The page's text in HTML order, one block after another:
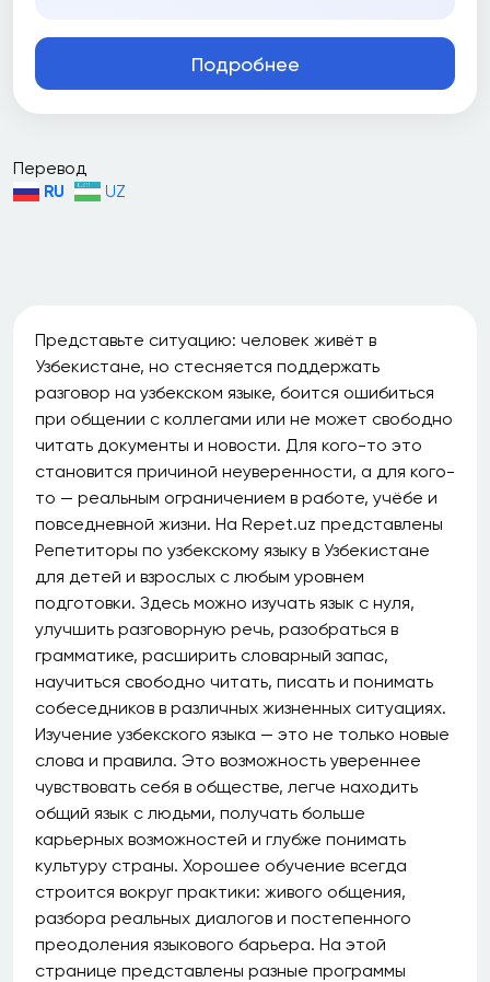
Перевод
RU UZ
Подробнее
Представьте ситуацию: человек живёт в
Узбекистане, но стесняется поддержать
разговор на узбекском языке, боится ошибиться
при общении с коллегами или не может свободно
читать документы и новости. Для кого-то это
становится причиной неуверенности, а для кого-
то — реальным ограничением в работе, учёбе и
повседневной жизни. На Repet.uz представлены
Репетиторы по узбекскому языку в Узбекистане
для детей и взрослых с любым уровнем
подготовки. Здесь можно изучать язык с нуля,
улучшить разговорную речь, разобраться в
грамматике, расширить словарный запас,
научиться свободно читать, писать и понимать
собеседников в различных жизненных ситуациях.
Изучение узбекского языка — это не только новые
слова и правила. Это возможность увереннее
чувствовать себя в обществе, легче находить
общий язык с людьми, получать больше
карьерных возможностей и глубже понимать
культуру страны. Хорошее обучение всегда
строится вокруг практики: живого общения,
разбора реальных диалогов и постепенного
преодоления языкового барьера. На этой
странице представлены разные программы